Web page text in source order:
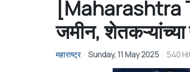
[Maharashtra
जमीन,
महाराष्ट्र Sunday, 11 May 2025 540